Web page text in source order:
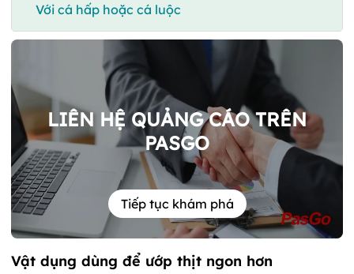
Với cá hấp hoặc cá luộc
LIÊN HỆ QUẢNG CÁO TRÊN
PASGO
Tiếp tục khám phá
Vật dụng dùng để ướp thịt ngon hơn